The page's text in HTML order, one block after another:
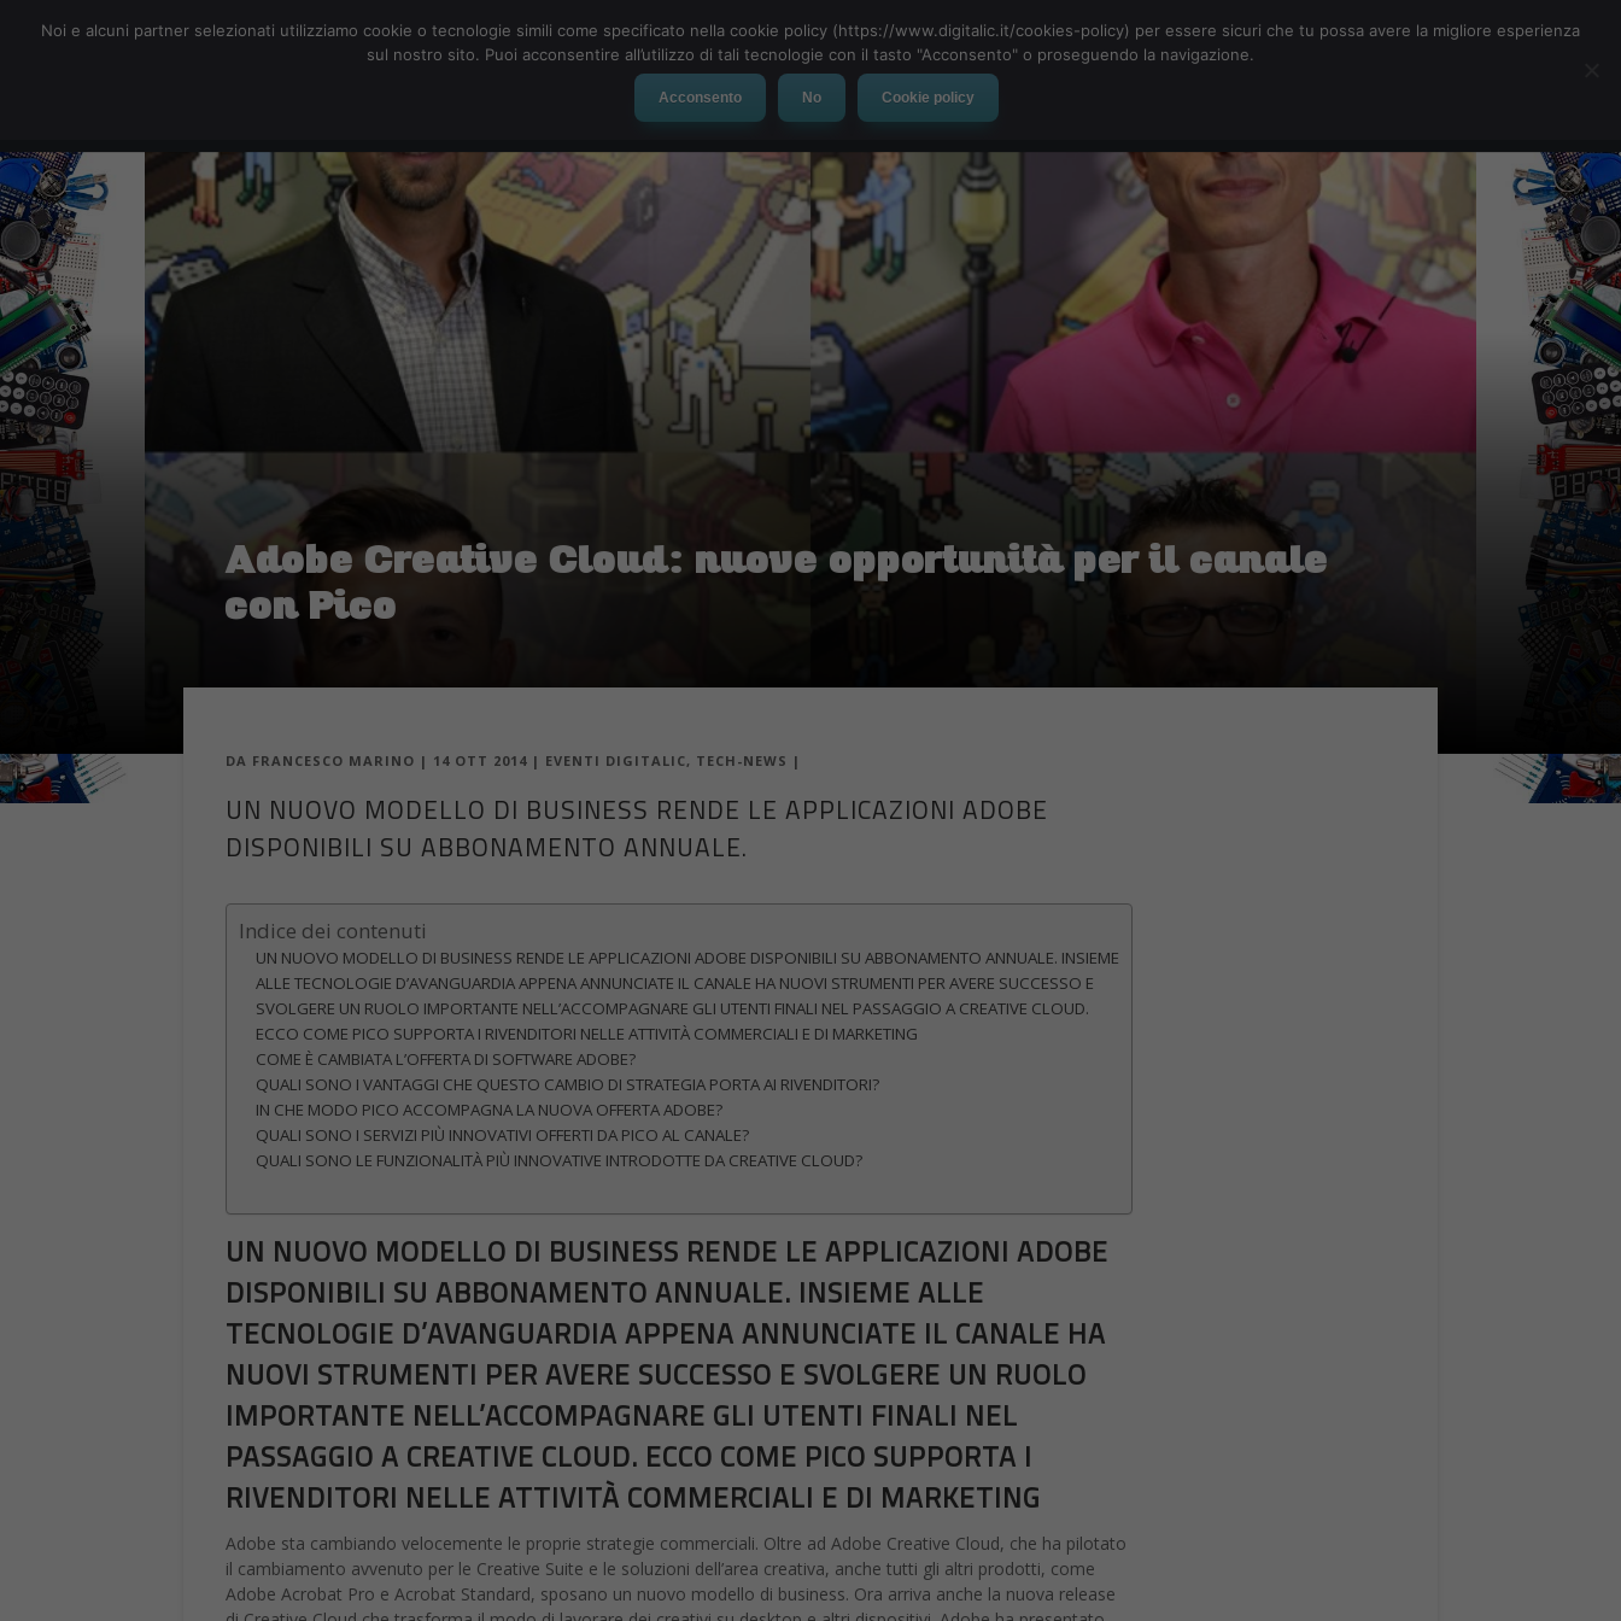
Social Network App Automotive Tech-News
Adobe Creative Cloud: nuove opportunità per il canale
con Pico
DA FRANCESCO MARINO | 14 OTT 2014 | EVENTI DIGITALIC, TECH-NEWS |
UN NUOVO MODELLO DI BUSINESS RENDE LE APPLICAZIONI ADOBE
DISPONIBILI SU ABBONAMENTO ANNUALE.
Indice dei contenuti
UN NUOVO MODELLO DI BUSINESS RENDE LE APPLICAZIONI ADOBE DISPONIBILI SU ABBONAMENTO ANNUALE. INSIEME
ALLE TECNOLOGIE D’AVANGUARDIA APPENA ANNUNCIATE IL CANALE HA NUOVI STRUMENTI PER AVERE SUCCESSO E
SVOLGERE UN RUOLO IMPORTANTE NELL’ACCOMPAGNARE GLI UTENTI FINALI NEL PASSAGGIO A CREATIVE CLOUD.
ECCO COME PICO SUPPORTA I RIVENDITORI NELLE ATTIVITÀ COMMERCIALI E DI MARKETING
COME È CAMBIATA L’OFFERTA DI SOFTWARE ADOBE?
QUALI SONO I VANTAGGI CHE QUESTO CAMBIO DI STRATEGIA PORTA AI RIVENDITORI?
IN CHE MODO PICO ACCOMPAGNA LA NUOVA OFFERTA ADOBE?
QUALI SONO I SERVIZI PIÙ INNOVATIVI OFFERTI DA PICO AL CANALE?
QUALI SONO LE FUNZIONALITÀ PIÙ INNOVATIVE INTRODOTTE DA CREATIVE CLOUD?
UN NUOVO MODELLO DI BUSINESS RENDE LE APPLICAZIONI ADOBE
DISPONIBILI SU ABBONAMENTO ANNUALE. INSIEME ALLE
TECNOLOGIE D’AVANGUARDIA APPENA ANNUNCIATE IL CANALE HA
NUOVI STRUMENTI PER AVERE SUCCESSO E SVOLGERE UN RUOLO
IMPORTANTE NELL’ACCOMPAGNARE GLI UTENTI FINALI NEL
PASSAGGIO A CREATIVE CLOUD. ECCO COME PICO SUPPORTA I
RIVENDITORI NELLE ATTIVITÀ COMMERCIALI E DI MARKETING
Adobe sta cambiando velocemente le proprie strategie commerciali. Oltre ad Adobe Creative Cloud, che ha pilotato
il cambiamento avvenuto per le Creative Suite e le soluzioni dell’area creativa, anche tutti gli altri prodotti, come
Adobe Acrobat Pro e Acrobat Standard, sposano un nuovo modello di business. Ora arriva anche la nuova release
Noi e alcuni partner selezionati utilizziamo cookie o tecnologie simili come specificato nella cookie policy (https://www.digitalic.it/cookies-policy) per essere sicuri che tu possa avere la migliore esperienza
sul nostro sito. Puoi acconsentire all’utilizzo di tali tecnologie con il tasto "Acconsento" o proseguendo la navigazione.
Acconsento No Cookie policy